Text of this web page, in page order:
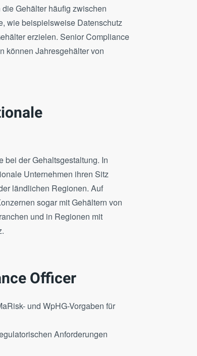
Gehälter häufig zwischen
wie beispielsweise Datenschutz
erzielen. Senior Compliance
können Jahresgehälter von
bei der Gehaltsgestaltung. In
Unternehmen ihren Sitz
ländlichen Regionen. Auf
sogar mit Gehältern von
und in Regionen mit
Officer
und WpHG-Vorgaben für
Anforderungen